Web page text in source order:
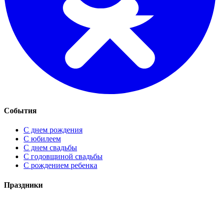
События
С днем рождения
С юбилеем
С днем свадьбы
С годовщиной свадьбы
С рождением ребенка
Праздники